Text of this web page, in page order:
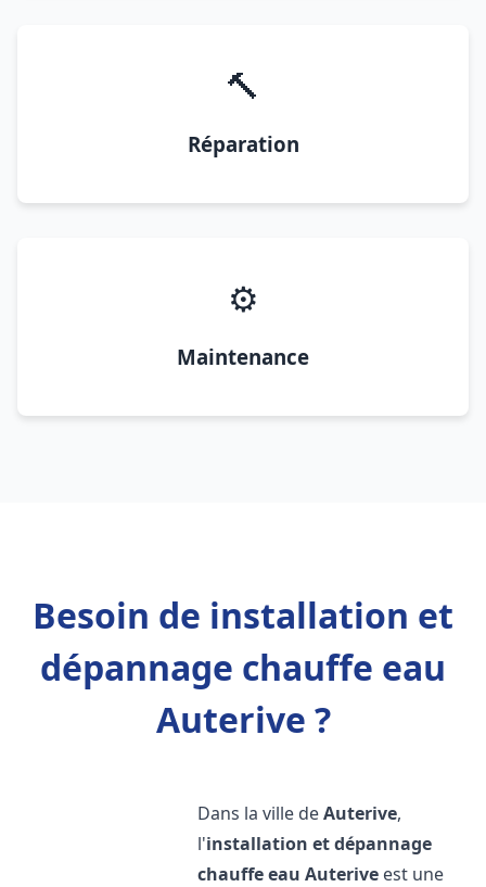
🔨
Réparation
⚙️
Maintenance
Besoin de installation et
dépannage chauffe eau
Auterive ?
Dans la ville deAuterive,
l'installation et dépannage
chauffe eau Auterive est une